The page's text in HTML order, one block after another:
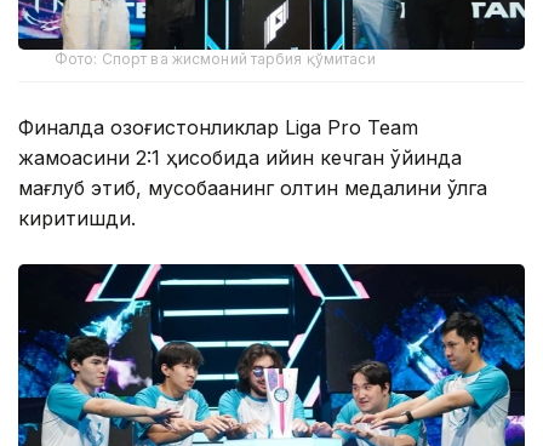
Фото: Спорт ва жисмоний тарбия қўмитаси
Финалда қозоғистонликлар Liga Pro Team
жамоасини 2:1 ҳисобида қийин кечган ўйинда
мағлуб этиб, мусобақанинг олтин медалини қўлга
киритишди.